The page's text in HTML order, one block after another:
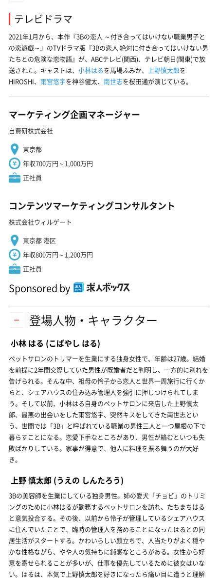
テレビドラマ
2021年1月から、本作『3Bの恋人 ～付き合ってはいけない職業男子と
の恋遊戯～ 』のTVドラマ版『3Bの恋人 絶対に付き合ってはいけない男
たちとの危険な恋物語』が、ABCテレビ(関西)、テレビ朝日(関東)で放
送された。キャストは、 小林はるを馬場ふみか、 上野慎太郎を
HIROSHI、 雨宮悠宇を神谷健太、 南世志を桜田通が演じている。
マーケティング企画マネージャー
自費研株式会社
東京都
年収700万円～1,000万円
正社員
コンテンツマーケティングコンサルタント
株式会社ウィルゲート
東京都 港区
年収800万円～1,200万円
正社員
Sponsored by
登場人物・キャラクター
小林 はる (こばやし はる)
ペットサロンのトリマーを生業にする独身女性で、年齢は27歳。結婚
を前提に2年間交際していた男性が既婚者だと判明し、一方的に別れを
告げられる。そんな中、祖母の怜子から恋人と世界一周旅行に行くか
らと、シェアハウスの住み込み管理人を強引に押しつけられてしま
う。そして以前、小林はる自身のペットサロンに来店した上野慎太
郎、最悪の出会いをした雨宮悠宇、突然キスをしてきた南世志とい
う、世間では「3B」と呼ばれている職業の男性三人と一つ屋根の下で
暮らすことになる。恋愛下手なところがあり、男性が絡むといつも失
敗ばかりしている。家事が得意で、他人に料理を振る舞うのが大好
き。
上野 慎太郎 (うえの しんたろう)
3Bの美容師を生業にしている独身男性。姉の愛犬「チョビ」のトリミ
ングのために小林はるが勤務するペットサロンを訪れ、たちまちはる
と意気投合する。その後、以前から怜子が管理しているシェアハウス
に住んでいたことで、臨時の管理人を務めることになったはるとの同
居生活がスタートする。かわいらしい顔立ちで、人当たりがよく穏や
かな性格ながら、やや人の気持ちに鈍感なところがある。女性から好
意を寄せられることが多いが、仕事を優先しているために彼女はいな
い。はるは、本気で上野慎太郎を好きになったら痛い目に遭うと理解